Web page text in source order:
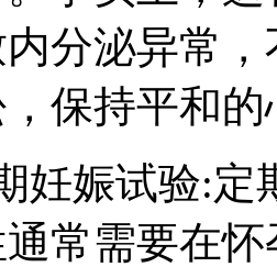
分泌异常
保持平和的
娠试验:定
常需要在